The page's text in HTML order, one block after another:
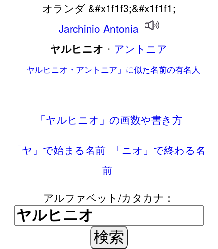
オランダ &#x1f1f3;&#x1f1f1;
Jarchinio Antonia
ヤルヒニオ ・ アントニア
「ヤルヒニオ・アントニア」に似た名前の有名人
「ヤルヒニオ」の画数や書き方
「ヤ」で始まる名前
「ニオ」で終わる名
前
アルファベット/カタカナ：